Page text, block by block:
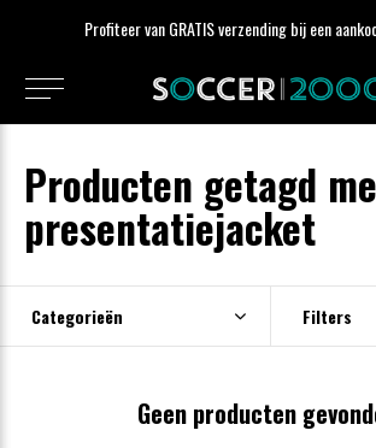
Profiteer van GRATIS verzending bij een
Producten getagd
presentatiejacket
Categorieën Filters
Geen producten